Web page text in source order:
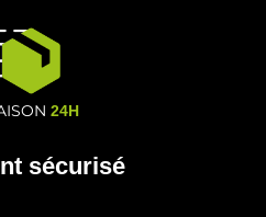
24H
sécurisé